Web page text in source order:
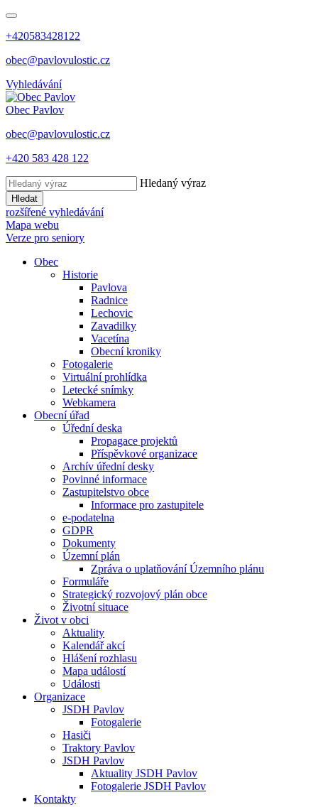
+420583428122
obec@pavlovulostic.cz
Vyhledávání
Obec Pavlov
obec@pavlovulostic.cz
+420 583 428 122
Hledaný výraz
Hledat
rozšířené vyhledávání
Mapa webu
Verze pro seniory
Obec
Historie
Pavlova
Radnice
Lechovic
Zavadilky
Vacetína
Obecní kroniky
Fotogalerie
Virtuální prohlídka
Letecké snímky
Webkamera
Obecní úřad
Úřední deska
Propagace projektů
Příspěvkové organizace
Archív úřední desky
Povinné informace
Zastupitelstvo obce
Informace pro zastupitele
e-podatelna
GDPR
Dokumenty
Územní plán
Zpráva o uplatňování Územního plánu
Formuláře
Strategický rozvojový plán obce
Životní situace
Život v obci
Aktuality
Kalendář akcí
Hlášení rozhlasu
Mapa událostí
Události
Organizace
JSDH Pavlov
Fotogalerie
Hasiči
Traktory Pavlov
JSDH Pavlov
Aktuality JSDH Pavlov
Fotogalerie JSDH Pavlov
Kontakty